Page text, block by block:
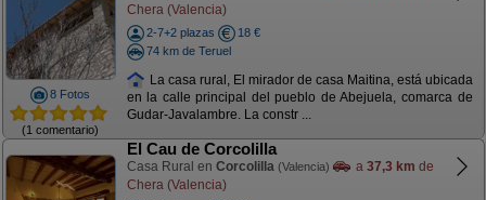
8 Fotos
(1 comentario)
Chera (Valencia)
2-7+2 plazas
18 €
74 km de Teruel
La casa rural, El mirador de casa Maitina, está ubicada
en la calle principal del pueblo de Abejuela, comarca de
Gudar-Javalambre. La constr ...
El Cau de Corcolilla
Casa Rural en Corcolilla (Valencia) a 37,3 km de
Chera (Valencia)